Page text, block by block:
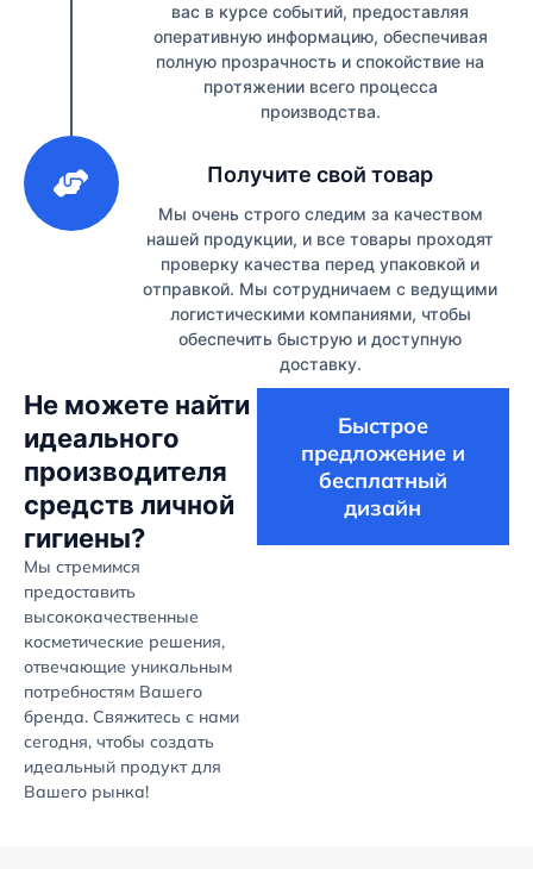
вас в курсе событий, предоставляя
оперативную информацию, обеспечивая
полную прозрачность и спокойствие на
протяжении всего процесса
производства.
Получите свой товар
Мы очень строго следим за качеством
нашей продукции, и все товары проходят
проверку качества перед упаковкой и
отправкой. Мы сотрудничаем с ведущими
логистическими компаниями, чтобы
обеспечить быструю и доступную
доставку.
Не можете найти
идеального
производителя
средств личной
гигиены?
Мы стремимся
предоставить
высококачественные
косметические решения,
отвечающие уникальным
потребностям Вашего
бренда. Свяжитесь с нами
сегодня, чтобы создать
идеальный продукт для
Вашего рынка!
Быстрое
предложение и
бесплатный
дизайн